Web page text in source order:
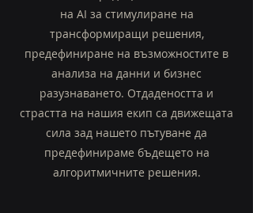
на AI за стимулиране на
трансформиращи решения,
предефиниране на възможностите в
анализа на данни и бизнес
разузнаването. Отдадеността и
страстта на нашия екип са движещата
сила зад нашето пътуване да
предефинираме бъдещето на
алгоритмичните решения.